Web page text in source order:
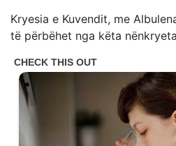
Kryesia e Kuvendit, me
të përbëhet nga këta